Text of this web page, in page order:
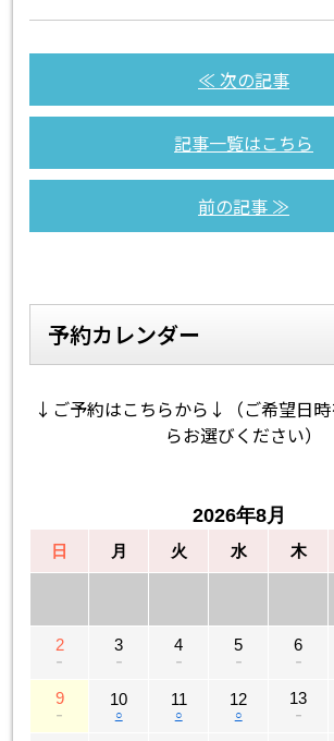
≪ 次の記事
記事一覧はこちら
前の記事 ≫
予約カレンダー
↓ご予約はこちらから↓（ご希望日
らお選びください）
2026年8月
日 月 火 水 木
2
－
3
－
4
－
5
－
6
－
9
－
10
○
11
○
12
○
13
－